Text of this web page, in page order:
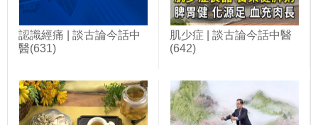
認識經痛 | 談古論今話中
醫(631)
肌少症 | 談古論今話中醫
(642)